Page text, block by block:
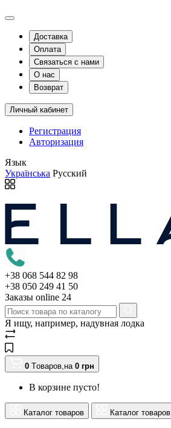
Доставка
Оплата
Связаться с нами
О нас
Возврат
Личный кабинет
Регистрация
Авторизация
Язык
Українська Русский
+38 068 544 82 98
+38 050 249 41 50
Заказы оnline 24
Я ищу, например, надувная лодка
0 Tоваров,на 0 грн
В корзине пусто!
Каталог товаров Каталог товаров